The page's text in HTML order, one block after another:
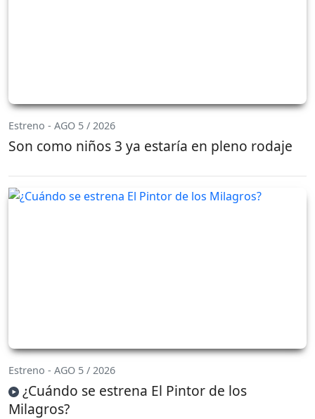
Estreno - AGO 5 / 2026
Son como niños 3 ya estaría en pleno rodaje
Estreno - AGO 5 / 2026
¿Cuándo se estrena El Pintor de los
Milagros?